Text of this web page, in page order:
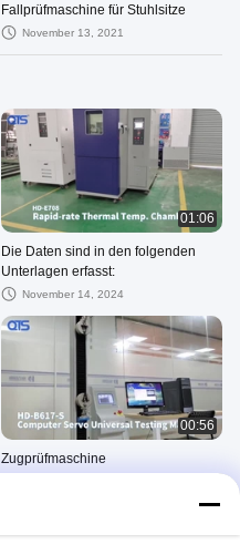
Fallprüfmaschine für Stuhlsitze
November 13, 2021
01:06
Die Daten sind in den folgenden
Unterlagen erfasst:
November 14, 2024
00:56
Zugprüfmaschine